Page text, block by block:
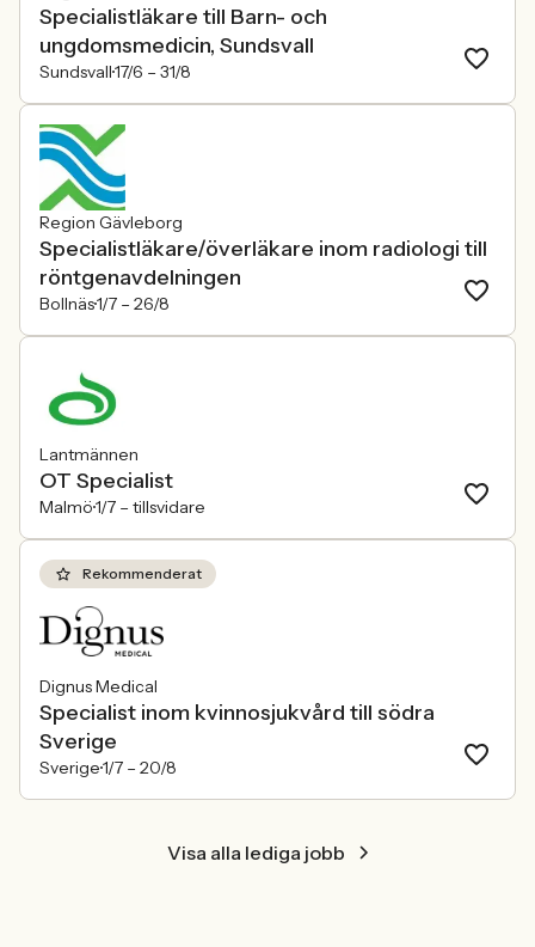
Specialistläkare till Barn- och
ungdomsmedicin, Sundsvall
Sundsvall17/6 – 31/8
Region Gävleborg
Specialistläkare/överläkare inom radiologi till
röntgenavdelningen
Bollnäs1/7 – 26/8
Lantmännen
OT Specialist
Malmö1/7 – tillsvidare
Rekommenderat
Dignus Medical
Specialist inom kvinnosjukvård till södra
Sverige
Sverige1/7 – 20/8
Visa alla lediga jobb